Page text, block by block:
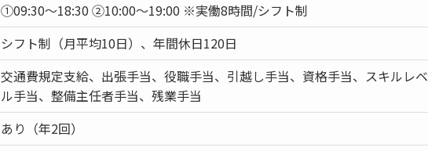
①09:30～18:30 ②10:00～19:00 ※実働8時間/シフト制
シフト制（月平均10日）、年間休日120日
交通費規定支給、出張手当、役職手当、引越し手当、資格手当、スキルレベ
ル手当、整備主任者手当、残業手当
あり（年2回）